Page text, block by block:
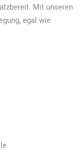
Mit unseren
egal wie